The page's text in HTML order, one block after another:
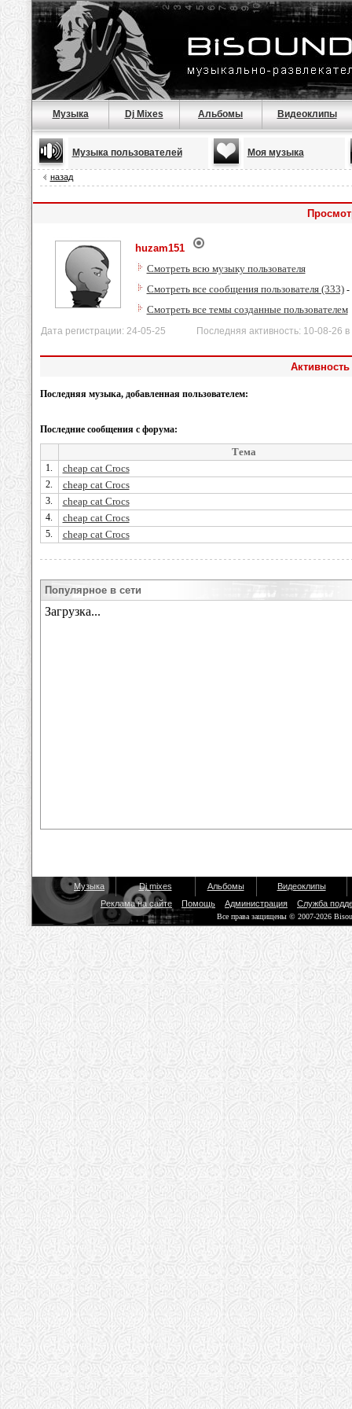
Музыка Dj Mixes Альбомы Видеоклипы
Музыка пользователей Моя музыка
назад
huzam151
Смотреть всю музыку пользователя
Смотреть все сообщения пользователя (333)-
Смотреть все темы созданные пользователем
Дата регистрации: 24-05-25 Последняя активность: 10-08-26 в
Последняя музыка, добавленная пользователем:
Последние сообщения с форума:
Тема
1. cheap cat Crocs
2. cheap cat Crocs
3. cheap cat Crocs
4. cheap cat Crocs
5. cheap cat Crocs
Популярное в сети
Музыка Dj mixes Альбомы
Видеоклипы
Реклама на сайте
Помощь Администрация Служба
Все права защищены © 2007-2026